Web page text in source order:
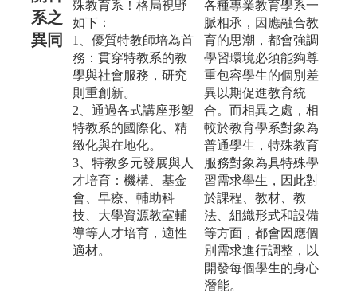
系之
異同
殊教育系！格局視野
如下：
1、優質特教師培為首
務：貫穿特教系的教
學與社會服務，研究
則重創新。
2、通過各式講座形塑
特教系的國際化、精
緻化與在地化。
3、特教多元發展與人
才培育：機構、基金
會、早療、輔助科
技、大學資源教室輔
導等人才培育，適性
適材。
各種專業教育學系一
脈相承，因應融合教
育的思潮，都會強調
學習環境必須能夠尊
重包容學生的個別差
異以期促進教育統
合。而相異之處，相
較於教育學系對象為
普通學生，特殊教育
服務對象為具特殊學
習需求學生，因此對
於課程、教材、教
法、組織形式和設備
等方面，都會因應個
別需求進行調整，以
開發每個學生的身心
潛能。